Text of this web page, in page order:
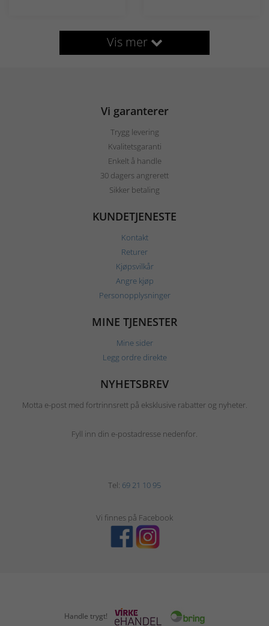
Vis mer
Vi garanterer
Trygg levering
Kvalitetsgaranti
Enkelt å handle
30 dagers angrerett
Sikker betaling
KUNDETJENESTE
Kontakt
Returer
Kjøpsvilkår
Angre kjøp
Personopplysninger
MINE TJENESTER
Mine sider
Legg ordre direkte
NYHETSBREV
Motta e-post med fortrinnsrett på eksklusive rabatter og nyheter.
Fyll inn din e-postadresse nedenfor.
Tel: 69 21 10 95
Vi finnes på Facebook
Handle trygt!